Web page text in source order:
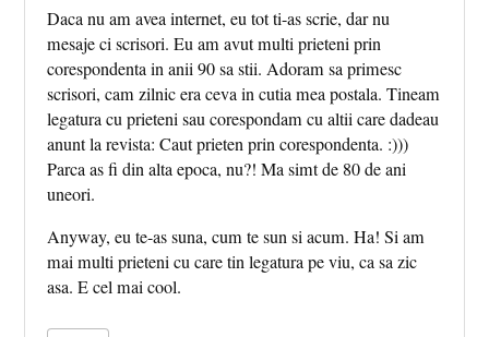
Daca nu am avea internet, eu tot ti-as scrie, dar nu
mesaje ci scrisori. Eu am avut multi prieteni prin
corespondenta in anii 90 sa stii. Adoram sa primesc
scrisori, cam zilnic era ceva in cutia mea postala. Tineam
legatura cu prieteni sau corespondam cu altii care dadeau
anunt la revista: Caut prieten prin corespondenta. :)))
Parca as fi din alta epoca, nu?! Ma simt de 80 de ani
uneori.
Anyway, eu te-as suna, cum te sun si acum. Ha! Si am
mai multi prieteni cu care tin legatura pe viu, ca sa zic
asa. E cel mai cool.